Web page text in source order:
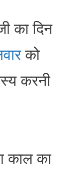
का दिन
को
करनी
काल का